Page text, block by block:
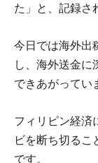
た」と、記録さ
今日では海外出
し、海外送金に
できあがってい
フィリピン経済
ビを断ち切るこ
です。